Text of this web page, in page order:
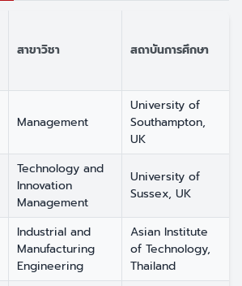
สาขาวิชา สถาบันการศึกษา
Management
University of
Southampton,
UK
Technology and
Innovation
Management
University of
Sussex, UK
Industrial and
Manufacturing
Engineering
Asian Institute
of Technology,
Thailand